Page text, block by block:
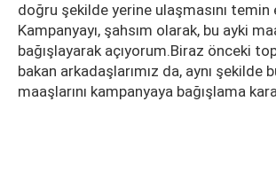
doğru şekilde yerine ulaşmasını temin
Kampanyayı, şahsım olarak, bu ayki
bağışlayarak açıyorum.Biraz önceki
bakan arkadaşlarımız da, aynı şekilde
maaşlarını kampanyaya bağışlama